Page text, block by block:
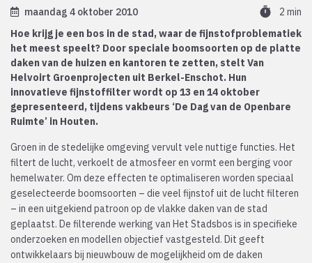
maandag 4 oktober 2010 timer
2 min
Hoe krijg je een bos in de stad, waar de fijnstofproblematiek
het meest speelt? Door speciale boomsoorten op de platte
daken van de huizen en kantoren te zetten, stelt Van
Helvoirt Groenprojecten uit Berkel-Enschot. Hun
innovatieve fijnstoffilter wordt op 13 en 14 oktober
gepresenteerd, tijdens vakbeurs ‘De Dag van de Openbare
Ruimte’ in Houten.
Groen in de stedelijke omgeving vervult vele nuttige functies. Het
filtert de lucht, verkoelt de atmosfeer en vormt een berging voor
hemelwater. Om deze effecten te optimaliseren worden speciaal
geselecteerde boomsoorten – die veel fijnstof uit de lucht filteren
– in een uitgekiend patroon op de vlakke daken van de stad
geplaatst. De filterende werking van Het Stadsbos is in specifieke
onderzoeken en modellen objectief vastgesteld. Dit geeft
ontwikkelaars bij nieuwbouw de mogelijkheid om de daken